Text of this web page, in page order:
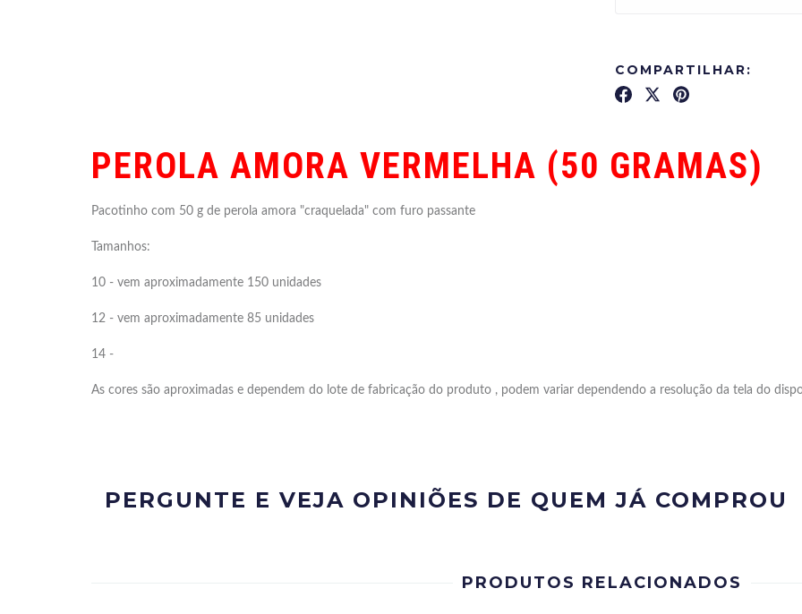
COMPARTILHAR:
PEROLA AMORA VERMELHA (50 GRAMAS)
Pacotinho com 50 g de perola amora "craquelada" com furo passante
Tamanhos:
10 - vem aproximadamente 150 unidades
12 - vem aproximadamente 85 unidades
14 -
As cores são aproximadas e dependem do lote de fabricação do produto , podem variar dependendo a resolução da tela do
PERGUNTE E VEJA OPINIÕES DE QUEM JÁ COMPROU
PRODUTOS RELACIONADOS